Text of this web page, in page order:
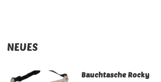
NEUES
Bauchtasche Rocky